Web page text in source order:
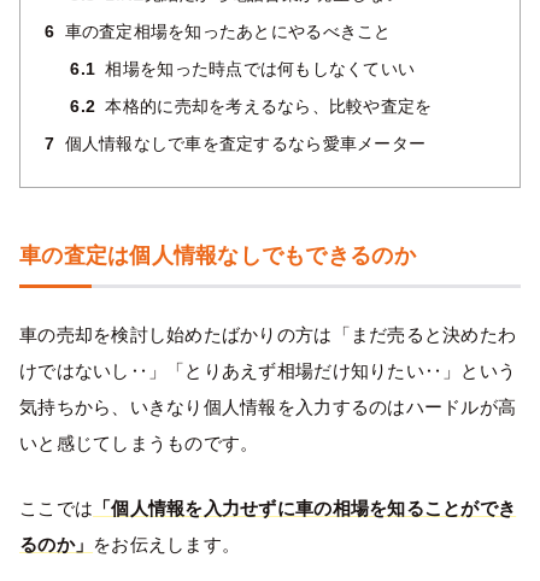
6 車の査定相場を知ったあとにやるべきこと
6.1 相場を知った時点では何もしなくていい
6.2 本格的に売却を考えるなら、比較や査定を
7 個人情報なしで車を査定するなら愛車メーター
車の査定は個人情報なしでもできるのか
車の売却を検討し始めたばかりの方は「まだ売ると決めたわ
けではないし‥」「とりあえず相場だけ知りたい‥」という
気持ちから、いきなり個人情報を入力するのはハードルが高
いと感じてしまうものです。
ここでは 「個人情報を入力せずに車の相場を知ることができ
るのか」 をお伝えします。